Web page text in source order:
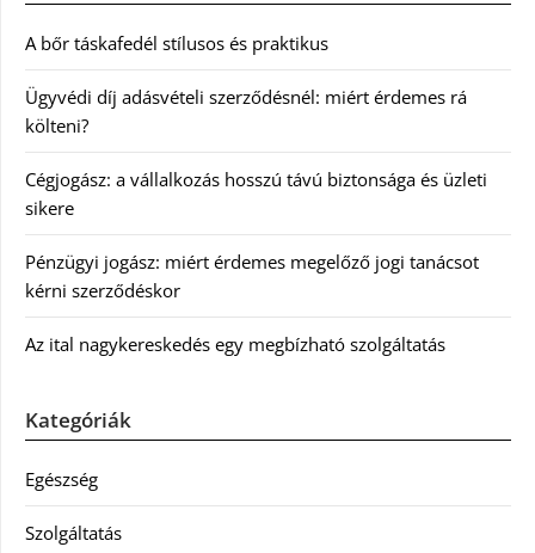
A bőr táskafedél stílusos és praktikus
Ügyvédi díj adásvételi szerződésnél: miért érdemes rá
költeni?
Cégjogász: a vállalkozás hosszú távú biztonsága és üzleti
sikere
Pénzügyi jogász: miért érdemes megelőző jogi tanácsot
kérni szerződéskor
Az ital nagykereskedés egy megbízható szolgáltatás
Kategóriák
Egészség
Szolgáltatás